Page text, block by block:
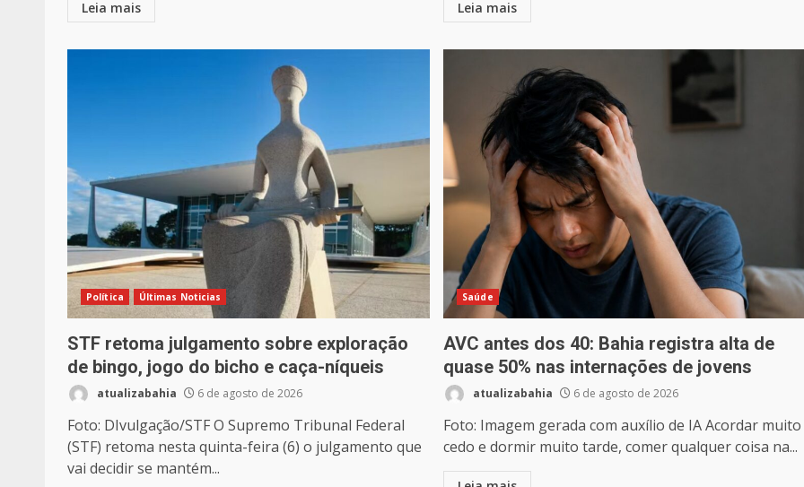
Leia mais Leia mais
Política Últimas Noticias
STF retoma julgamento sobre exploração
de bingo, jogo do bicho e caça-níqueis
atualizabahia 6 de agosto de 2026
Foto: DIvulgação/STF O Supremo Tribunal Federal
(STF) retoma nesta quinta-feira (6) o julgamento que
vai decidir se mantém...
Saúde
AVC antes dos 40: Bahia registra alta de
quase 50% nas internações de jovens
atualizabahia 6 de agosto de 2026
Foto: Imagem gerada com auxílio de IA Acordar muito
cedo e dormir muito tarde, comer qualquer coisa na...